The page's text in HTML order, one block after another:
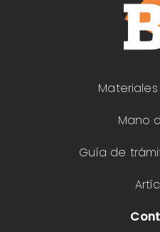
Mano
Guía de